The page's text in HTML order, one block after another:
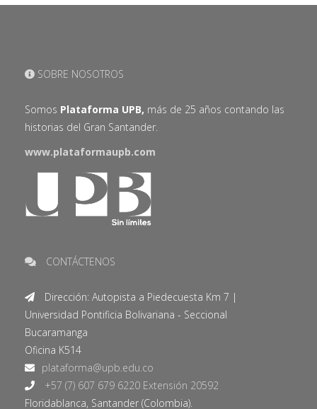
SOBRE NOSOTROS
Somos Plataforma UPB, más de 25 años contando las
historias del Gran Santander.
www.plataformaupb.com
CONTÁCTENOS
Dirección: Autopista a Piedecuesta Km 7 |
Universidad Pontificia Bolivariana - Seccional
Bucaramanga
Oficina K514
+57 (7) 607 679 6220 Extensión 20592
Floridablanca, Santander (Colombia).